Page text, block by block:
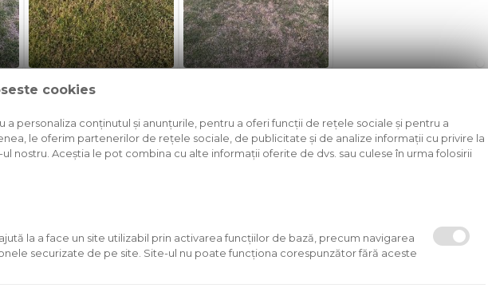
Alpha Booster la inceputul lunii mai. In urma cu 2 saptamani Always + Green Up.
Dupa ultima saptamana caniculara s-au extins...
cookies
a personaliza conținutul și anunțurile, pentru a oferi funcții de rețele sociale și pentru a
le oferim partenerilor de rețele sociale, de publicitate și de analize informații cu privire la
nostru. Aceștia le pot combina cu alte informații oferite de dvs. sau culese în urma folosirii
la a face un site utilizabil prin activarea funcţiilor de bază, precum navigarea
securizate de pe site. Site-ul nu poate funcţiona corespunzător fără aceste